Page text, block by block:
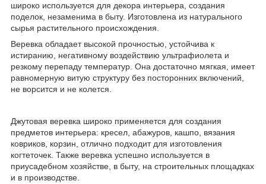
широко используется для декора интерьера, создания
поделок, незаменима в быту. Изготовлена из натурального
сырья растительного происхождения.
Веревка обладает высокой прочностью, устойчива к
истиранию, негативному воздействию ультрафиолета и
резкому перепаду температур. Она достаточно мягкая, имеет
равномерную витую структуру без посторонних включений,
не ворсится и не колется.
Джутовая веревка широко применяется для создания
предметов интерьера: кресел, абажуров, кашпо, вязания
ковриков, корзин, отлично подходит для изготовления
когтеточек. Также веревка успешно используется в
приусадебном хозяйстве, в быту, на строительных площадках
и в производстве.